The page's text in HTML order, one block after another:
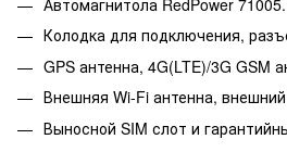
Автомагнитола RedPower 71005.
Колодка для подключения,
GPS антенна, 4G(LTE)/3G GSM
Внешняя Wi-Fi антенна,
Выносной SIM слот и